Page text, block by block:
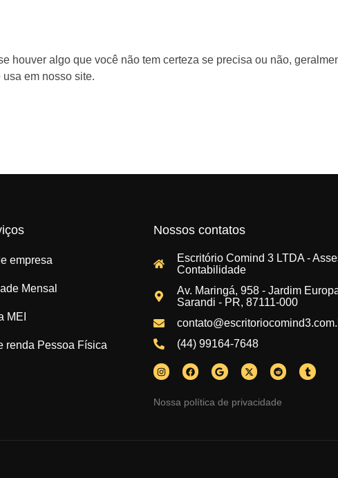
houver algo que você não tem certeza se precisa ou não,
em nosso site.
empresa
Mensal
MEI
renda Pessoa Física
Nossos contatos
Escritório Comind 3 LTDA -
Contabilidade
Av. Maringá, 958 - Jardim
Sarandi - PR, 87111-000
(44) 99164-7648
Nossa política de privacidade